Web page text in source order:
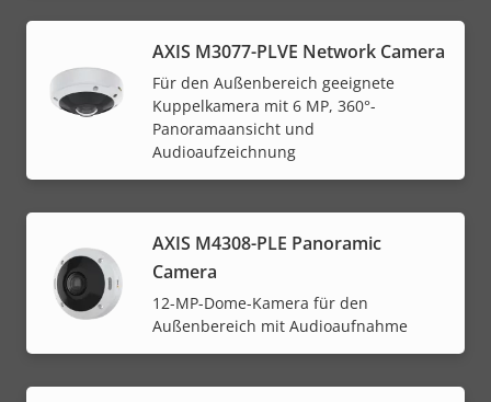
AXIS M3077-PLVE Network Camera
Für den Außenbereich geeignete
Kuppelkamera mit 6 MP, 360°-
Panoramaansicht und
Audioaufzeichnung
AXIS M4308-PLE Panoramic
Camera
12-MP-Dome-Kamera für den
Außenbereich mit Audioaufnahme